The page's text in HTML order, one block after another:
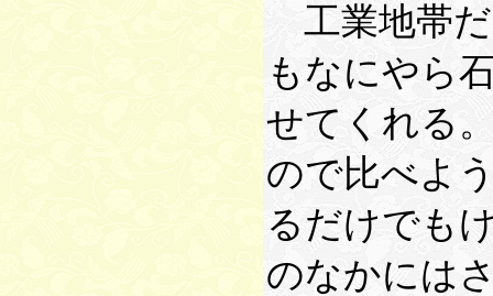
工業地帯
もなにやら
せてくれる
ので比べよ
るだけでも
のなかには